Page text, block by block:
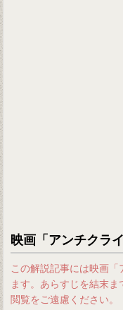
映画「アンチクラ
この解説記事には映画
ます。あらすじを結末
閲覧をご遠慮ください。